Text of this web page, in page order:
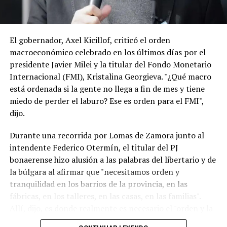
expresidenta Cristina Kirchner en su prisión
domiciliaria, previo a las elecciones legislativas, sumado
Dario Durigan, que trató de “payaso” a Milei, también
pueden ser calificadas como una injerencia externa en la
política doméstica. (TN)
El gobernador, Axel Kicillof, criticó el orden
macroeconómico celebrado en los últimos días por el
presidente Javier Milei y la titular del Fondo Monetario
Internacional (FMI), Kristalina Georgieva. "¿Qué macro
está ordenada si la gente no llega a fin de mes y tiene
miedo de perder el laburo? Ese es orden para el FMI",
dijo.
Durante una recorrida por Lomas de Zamora junto al
intendente Federico Otermín, el titular del PJ
bonaerense hizo alusión a las palabras del libertario y de
la búlgara al afirmar que "necesitamos orden y
tranquilidad en los barrios de la provincia, en las
fábricas, en los talleres, en las casas, en las familias".
tranquilidad". "El resto es timba y no es lo que